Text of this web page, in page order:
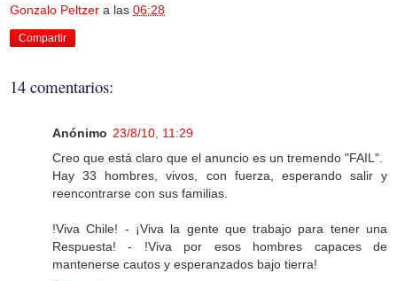
Gonzalo Peltzer a las 06:28
Compartir
14 comentarios:
Anónimo 23/8/10, 11:29
Creo que está claro que el anuncio es un tremendo "FAIL".
Hay 33 hombres, vivos, con fuerza, esperando salir y
reencontrarse con sus familias.
!Viva Chile! - ¡Viva la gente que trabajo para tener una
Respuesta! - !Viva por esos hombres capaces de
mantenerse cautos y esperanzados bajo tierra!